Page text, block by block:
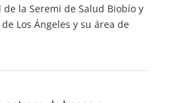
la Seremi de Salud Biobío y
Los Ángeles y su área de